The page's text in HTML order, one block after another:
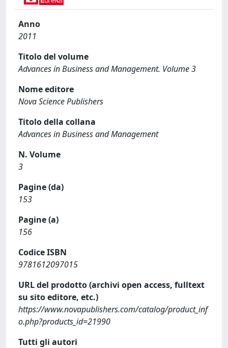
Anno
2011
Titolo del volume
Advances in Business and Management. Volume 3
Nome editore
Nova Science Publishers
Titolo della collana
Advances in Business and Management
N. Volume
3
Pagine (da)
153
Pagine (a)
156
Codice ISBN
9781612097015
URL del prodotto (archivi open access, fulltext
su sito editore, etc.)
https://www.novapublishers.com/catalog/product_inf
o.php?products_id=21990
Tutti gli autori